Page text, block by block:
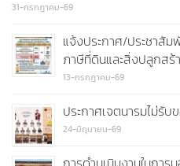
31-กรกฎาคม-69
แจ้งประกาศ/ประชาสัม
ภาษีที่ดินและสิ่งปลูกสร้
13-กรกฎาคม-69
ประกาศเจตนารมไม่รั
24-มิถุนายน-69